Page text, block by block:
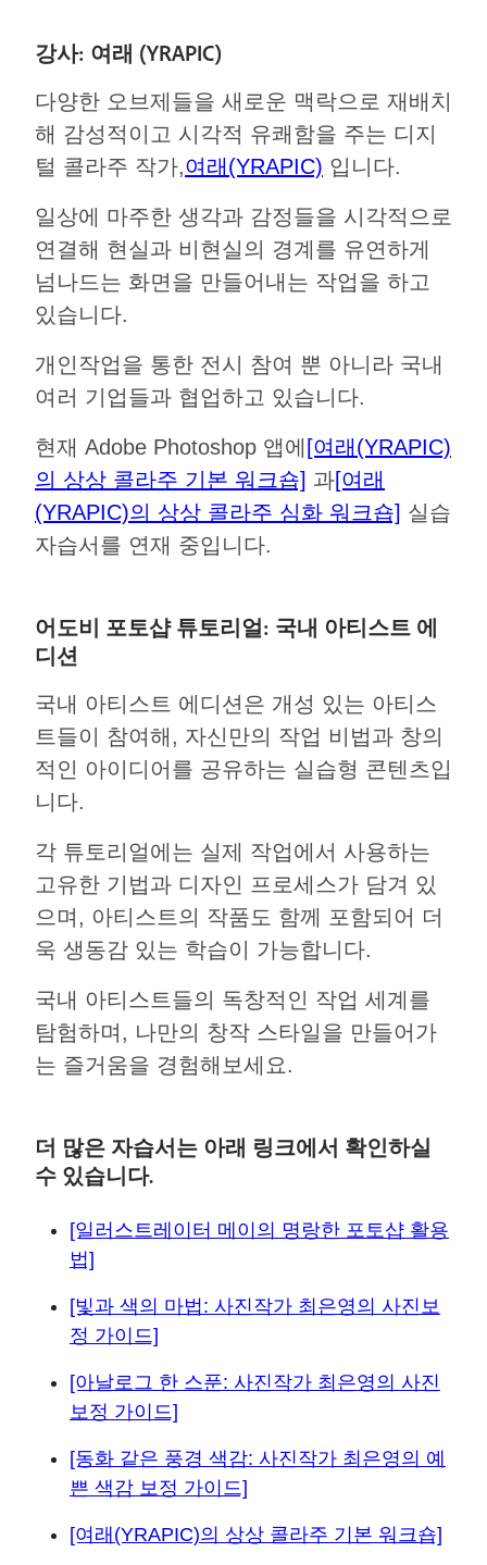
강사: 여래 (YRAPIC)
다양한 오브제들을 새로운 맥락으로 재배치
해 감성적이고 시각적 유쾌함을 주는 디지
털 콜라주 작가,여래(YRAPIC) 입니다.
일상에 마주한 생각과 감정들을 시각적으로
연결해 현실과 비현실의 경계를 유연하게
넘나드는 화면을 만들어내는 작업을 하고
있습니다.
개인작업을 통한 전시 참여 뿐 아니라 국내
여러 기업들과 협업하고 있습니다.
현재 Adobe Photoshop 앱에 [여래(YRAPIC)
의 상상 콜라주 기본 워크숍] 과[여래
(YRAPIC)의 상상 콜라주 심화 워크숍] 실습
자습서를 연재 중입니다.
어도비 포토샵 튜토리얼: 국내 아티스트 에
디션
국내 아티스트 에디션은 개성 있는 아티스
트들이 참여해, 자신만의 작업 비법과 창의
적인 아이디어를 공유하는 실습형 콘텐츠입
니다.
각 튜토리얼에는 실제 작업에서 사용하는
고유한 기법과 디자인 프로세스가 담겨 있
으며, 아티스트의 작품도 함께 포함되어 더
욱 생동감 있는 학습이 가능합니다.
국내 아티스트들의 독창적인 작업 세계를
탐험하며, 나만의 창작 스타일을 만들어가
는 즐거움을 경험해보세요.
더 많은 자습서는 아래 링크에서 확인하실
수 있습니다.
[일러스트레이터 메이의 명랑한 포토샵 활용
법]
[빛과 색의 마법: 사진작가 최은영의 사진보
정 가이드]
[아날로그 한 스푼: 사진작가 최은영의 사진
보정 가이드]
[동화 같은 풍경 색감: 사진작가 최은영의 예
쁜 색감 보정 가이드]
[여래(YRAPIC)의 상상 콜라주 기본 워크숍]